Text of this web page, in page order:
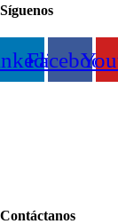
Síguenos
Facebook
Contáctanos